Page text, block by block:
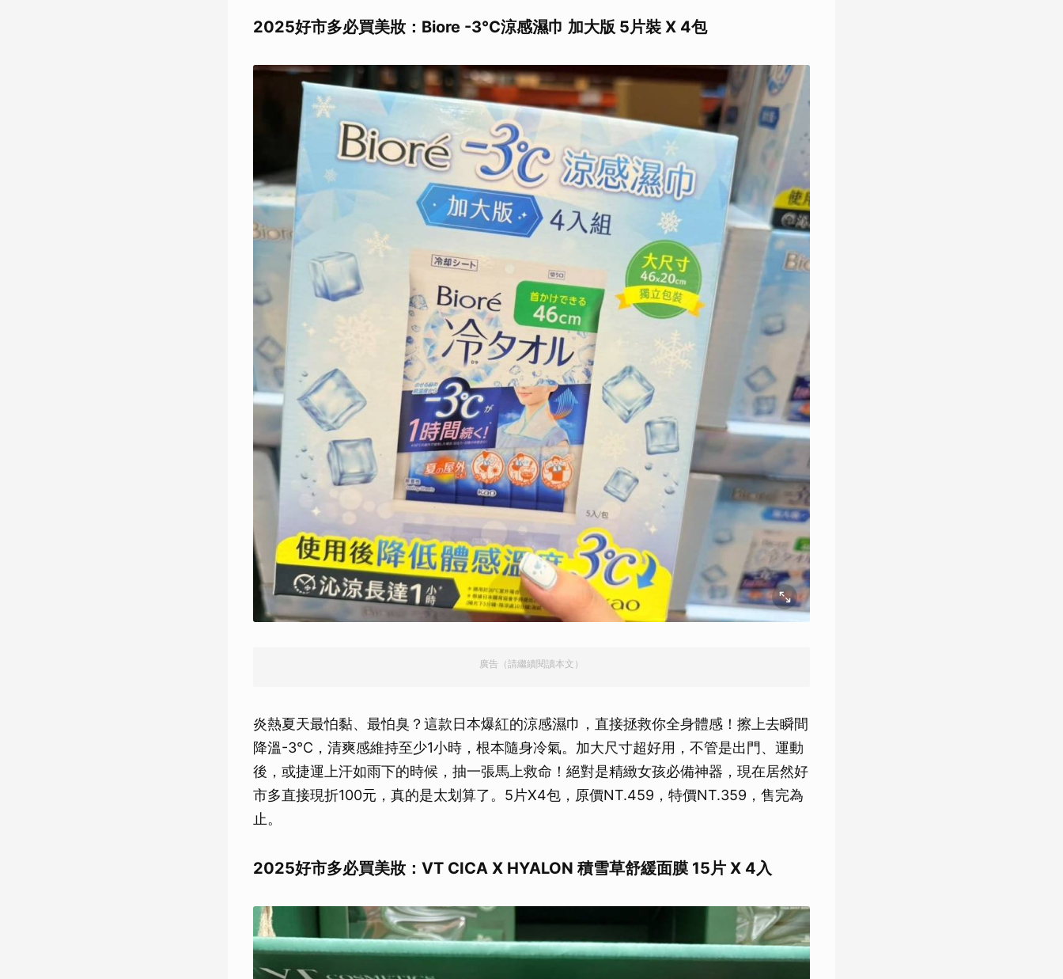
2025好市多必買美妝：Biore -3°C涼感濕巾 加大版 5片裝 X 4包
廣告（請繼續閱讀本文）
炎熱夏天最怕黏、最怕臭？這款日本爆紅的涼感濕巾，直接拯救你全身體感！擦上去瞬間
降溫-3°C，清爽感維持至少1小時，根本隨身冷氣。加大尺寸超好用，不管是出門、運動
後，或捷運上汗如雨下的時候，抽一張馬上救命！絕對是精緻女孩必備神器，現在居然好
市多直接現折100元，真的是太划算了。5片X4包，原價NT.459，特價NT.359，售完為
止。
2025好市多必買美妝：VT CICA X HYALON 積雪草舒緩面膜 15片 X 4入